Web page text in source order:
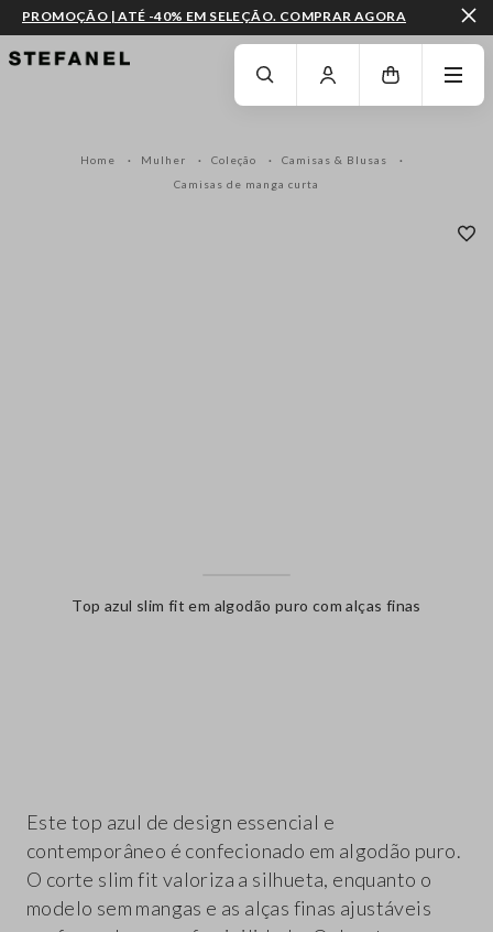
IR PARA O CONTEÚDO PRINCIPAL DESÇA ATÉ AO FIM DA PÁGINA
PROMOÇÃO | ATÉ -40% EM SELEÇÃO. COMPRAR AGORA
Home Mulher Coleção
Camisas & Blusas
Camisas de manga curta
Top azul slim fit em algodão puro com alças finas
Este top azul de design essencial e
contemporâneo é confecionado em algodão puro.
O corte slim fit valoriza a silhueta, enquanto o
modelo sem mangas e as alças finas ajustáveis